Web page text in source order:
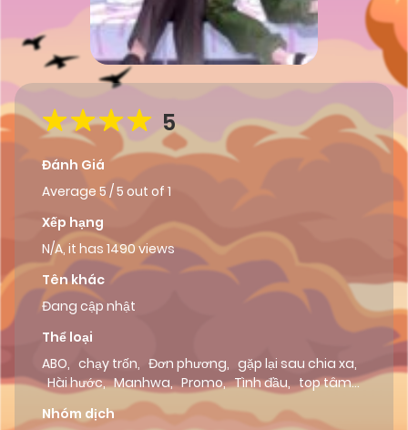
5
Đánh Giá
Average 5 /5 out of 1
Xếp hạng
N/A, it has 1490 views
Tên khác
Đang cập nhật
Thể loại
ABO, chạy trốn, Đơn phương, gặp lại sau chia xa,
Hài hước, Manhwa, Promo, Tình đầu, top tâm
yêu hận Roads team
Nhóm dịch